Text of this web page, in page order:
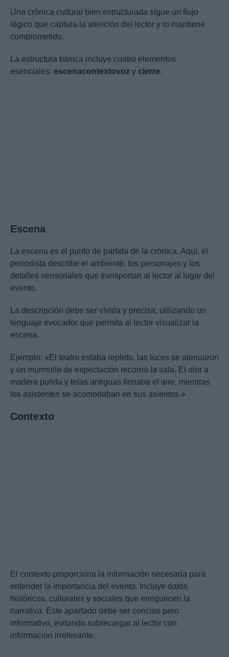
Una crónica cultural bien estructurada sigue un flujo
lógico que captura la atención del lector y lo mantiene
comprometido.
La estructura básica incluye cuatro elementos
esenciales: escenacontextovoz y cierre.
Escena
La escena es el punto de partida de la crónica. Aquí, el
periodista describe el ambiente, los personajes y los
detalles sensoriales que transportan al lector al lugar del
evento.
La descripción debe ser vívida y precisa, utilizando un
lenguaje evocador que permita al lector visualizar la
escena.
Ejemplo: «El teatro estaba repleto, las luces se atenuaron
y un murmullo de expectación recorrió la sala. El olor a
madera pulida y telas antiguas llenaba el aire, mientras
los asistentes se acomodaban en sus asientos.»
Contexto
El contexto proporciona la información necesaria para
entender la importancia del evento. Incluye datos
históricos, culturales y sociales que enriquecen la
narrativa. Este apartado debe ser conciso pero
informativo, evitando sobrecargar al lector con
información irrelevante.